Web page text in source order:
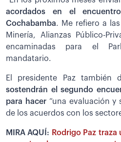
acordados en el
Cochabamba. Me refiero a
Minería, Alianzas Público-
encaminadas para el
mandatario.
El presidente Paz también
sostendrán el segundo
para hacer“una evaluación y
de los acuerdos con los
MIRA AQUÍ: Rodrigo Paz